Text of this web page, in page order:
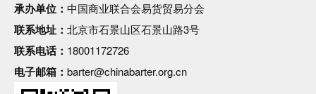
承办单位： 中国商业联合会易货贸易分会
联系地址： 北京市石景山区石景山路3号
联系电话： 18001172726
电子邮箱： barter@chinabarter.org.cn